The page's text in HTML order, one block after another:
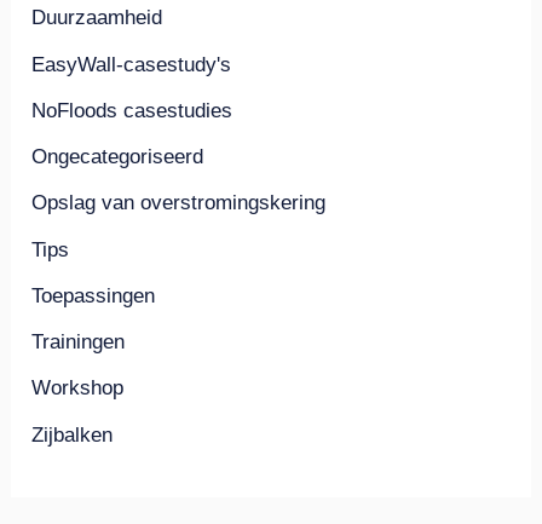
Duurzaamheid
EasyWall-casestudy's
NoFloods casestudies
Ongecategoriseerd
Opslag van overstromingskering
Tips
Toepassingen
Trainingen
Workshop
Zijbalken